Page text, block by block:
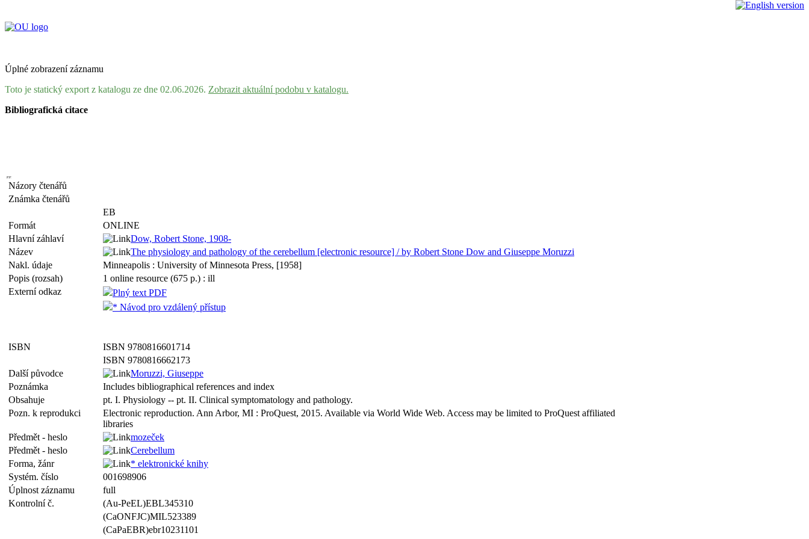
Úplné zobrazení záznamu
Toto je statický export z katalogu ze dne 02.06.2026. Zobrazit aktuální podobu v katalogu.
Bibliografická citace
Názory čtenářů
Známka čtenářů
EB
Formát
ONLINE
Hlavní záhlaví
Dow, Robert Stone, 1908-
Název
The physiology and pathology of the cerebellum [electronic resource] / by Robert Stone Dow and Giuseppe Moruzzi
Nakl. údaje
Minneapolis : University of Minnesota Press, [1958]
Popis (rozsah)
1 online resource (675 p.) : ill
Externí odkaz
Plný text PDF
* Návod pro vzdálený přístup
ISBN
ISBN 9780816601714
ISBN 9780816662173
Další původce
Moruzzi, Giuseppe
Poznámka
Includes bibliographical references and index
Obsahuje
pt. I. Physiology -- pt. II. Clinical symptomatology and pathology.
Pozn. k reprodukci
Electronic reproduction. Ann Arbor, MI : ProQuest, 2015. Available via World Wide Web. Access may be limited to ProQuest affiliated
libraries
Předmět - heslo
mozeček
Předmět - heslo
Cerebellum
Forma, žánr
* elektronické knihy
Systém. číslo
001698906
Úplnost záznamu
full
Kontrolní č.
(Au-PeEL)EBL345310
(CaONFJC)MIL523389
(CaPaEBR)ebr10231101